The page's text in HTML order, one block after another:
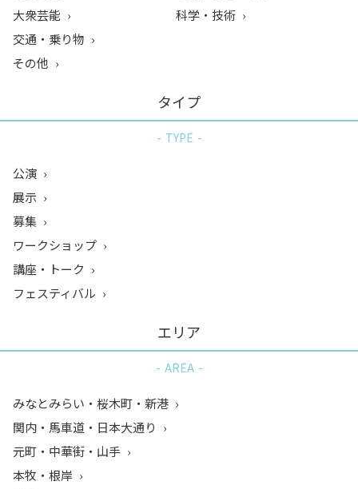
大衆芸能
科学・技術
交通・乗り物
その他
タイプ
TYPE
公演
展示
募集
ワークショップ
講座・トーク
フェスティバル
エリア
AREA
みなとみらい・桜木町・新港
関内・馬車道・日本大通り
元町・中華街・山手
本牧・根岸